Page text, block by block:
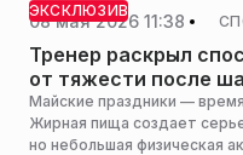
ЭКСКЛЮЗИВ
08 мая 2026 11:38
Тренер раскрыл
от тяжести после
Майские праздники —
Жирная пища создает
но небольшая физическая